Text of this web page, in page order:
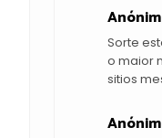
Sorte
o maior
sitios